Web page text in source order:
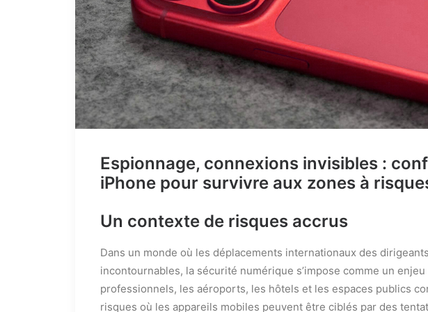
Espionnage, connexions invisibles :
iPhone pour survivre aux zones à
Un contexte de risques accrus
Dans un monde où les déplacements internationaux des
incontournables, la sécurité numérique s’impose comme un enjeu
professionnels, les aéroports, les hôtels et les espaces publics
risques où les appareils mobiles peuvent être ciblés par des